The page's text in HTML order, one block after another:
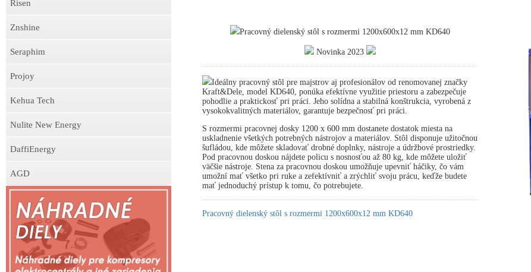
Risen
Znshine
Seraphim
Projoy
Kehua Tech
Nulite New Energy
DaffiEnergy
AGD
Pracovný dielenský stôl s rozmermi 1200x600x12 mm KD640
Novinka 2023
Ideálny pracovný stôl pre majstrov aj profesionálov od renomovanej značky
Kraft&Dele, model KD640, ponúka efektívne využitie priestoru a zabezpečuje
pohodlie a praktickosť pri práci. Jeho solídna a stabilná konštrukcia, vyrobená z
vysokokvalitných materiálov, garantuje bezpečnosť pri práci.
S rozmermi pracovnej dosky 1200 x 600 mm dostanete dostatok miesta na
uskladnenie všetkých potrebných nástrojov a materiálov. Stôl disponuje užitočnou
šufládou, kde môžete skladovať drobné doplnky, nástroje a údržbové prostriedky.
Pod pracovnou doskou nájdete policu s nosnosťou až 80 kg, kde môžete uložiť
väčšie nástroje. Stena za pracovnou doskou umožňuje upevniť háčiky, čo vám
umožní mať všetko pri ruke a zefektívniť a zrýchliť svoju prácu, keďže budete
mať jednoduchý prístup k tomu, čo potrebujete.
Pracovný dielenský stôl s rozmermi 1200x600x12 mm KD640